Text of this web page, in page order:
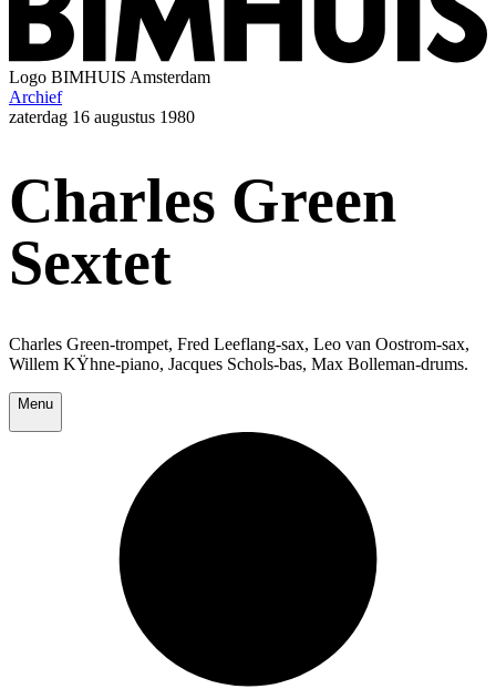
Logo BIMHUIS Amsterdam
Archief
zaterdag 16 augustus 1980
Charles Green
Sextet
Charles Green-trompet, Fred Leeflang-sax, Leo van Oostrom-sax,
Willem KŸhne-piano, Jacques Schols-bas, Max Bolleman-drums.
Menu